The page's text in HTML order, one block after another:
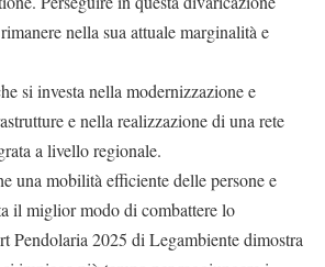
nella sua attuale marginalità e
si investa nella modernizzazione e
e nella realizzazione di una rete
a livello regionale.
una mobilità efficiente delle persone e
il miglior modo di combattere lo
Pendolaria 2025 di Legambiente dimostra